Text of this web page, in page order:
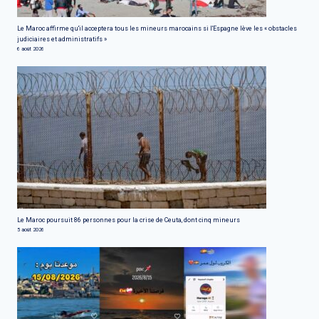
Le Maroc affirme qu'il acceptera tous les mineurs marocains si l'Espagne lève les « obstacles
judiciaires et administratifs »
6 août 2026
Le Maroc poursuit 86 personnes pour la crise de Ceuta, dont cinq mineurs
5 août 2026